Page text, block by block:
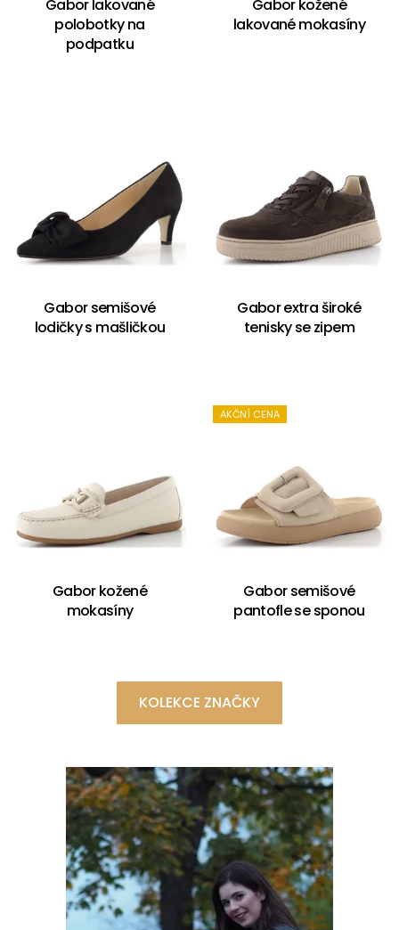
Gabor lakované
polobotky na
podpatku
Gabor kožené
lakované mokasíny
Gabor semišové
lodičky s mašličkou
Gabor extra široké
tenisky se zipem
Gabor kožené
mokasíny
AKČNÍ CENA
Gabor semišové
pantofle se sponou
KOLEKCE ZNAČKY